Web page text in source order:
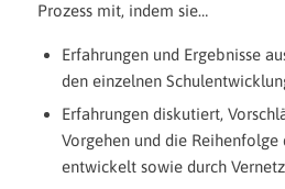
Prozess mit, indem sie…
Erfahrungen und Ergebnisse
den einzelnen
Erfahrungen diskutiert,
Vorgehen und die Reihenfolge
entwickelt sowie durch